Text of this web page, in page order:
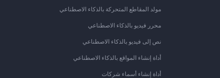
مولد المقاطع المتحركة بالذكاء الاصطناعي
محرر فيديو بالذكاء الاصطناعي
نص إلى فيديو بالذكاء الاصطناعي
أداة إنشاء المواقع بالذكاء الاصطناعي
أداة إنشاء أسماء شركات